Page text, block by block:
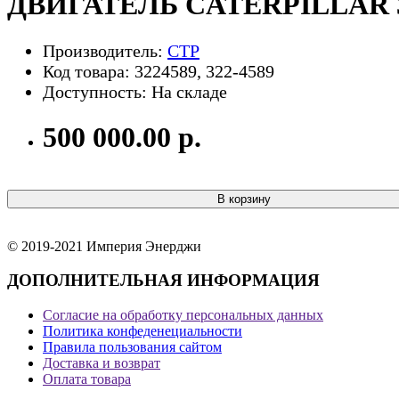
Производитель: CTP
Код товара: 3224589, 322-4589
Доступность: На складе
500 000.00 р.
В корзину
© 2019-2021 Империя Энерджи
ДОПОЛНИТЕЛЬНАЯ ИНФОРМАЦИЯ
Согласие на обработку персональных данных
Политика конфеденециальности
Правила пользования сайтом
Доставка и возврат
Оплата товара